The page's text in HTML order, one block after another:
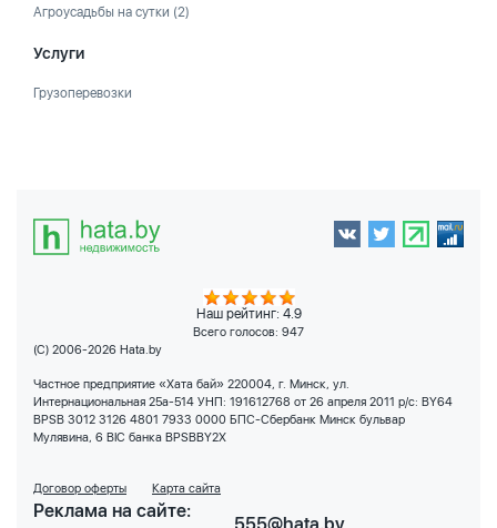
Агроусадьбы на сутки (2)
Услуги
Грузоперевозки
Наш рейтинг: 4.9
Всего голосов: 947
(C) 2006-2026 Hata.by
Частное предприятие «Хата бай» 220004, г. Минск, ул.
Интернациональная 25а-514 УНП: 191612768 от 26 апреля 2011 р/с: BY64
BPSB 3012 3126 4801 7933 0000 БПС-Сбербанк Минск бульвар
Мулявина, 6 BIC банка BPSBBY2X
Договор оферты Карта сайта
Реклама на сайте: